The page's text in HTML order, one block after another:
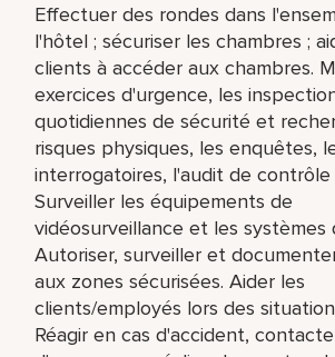
Effectuer des rondes dans
l'hôtel ; sécuriser les chambres ;
clients à accéder aux chambres.
exercices d'urgence, les
quotidiennes de sécurité et
risques physiques, les enquêtes,
interrogatoires, l'audit de contrôle
Surveiller les équipements de
vidéosurveillance et les systèmes
Autoriser, surveiller et
aux zones sécurisées. Aider les
clients/employés lors des
Réagir en cas d'accident,